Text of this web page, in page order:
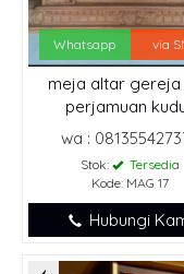
Whatsapp via
meja altar gereja
perjamuan
wa :
Stok:
Tersedia
Kode: MAG 17
Hubungi